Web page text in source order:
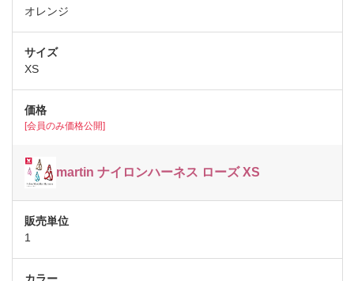
オレンジ
XS
[会員のみ価格公開]
martin ナイロンハーネス ローズ XS
1